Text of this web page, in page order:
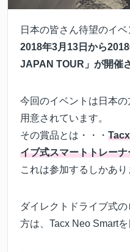
日本の皆さん待望のイ
2018年3月13日から
JAPAN TOUR」が開催
今回のイベントは日本
用意されています。
その賞品とは・・・
イブ式スマートトレーナ
これは参加するしかあり
ダイレクトドライブ式
方は、Tacx Neo Smart